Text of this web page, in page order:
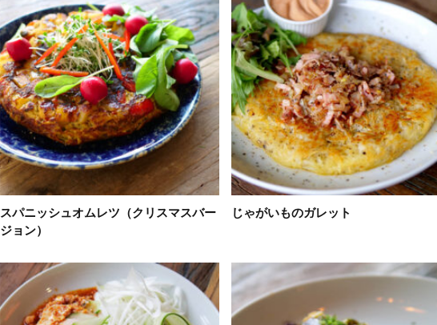
スパニッシュオムレツ（クリスマスバー
ジョン）
じゃがいものガレット